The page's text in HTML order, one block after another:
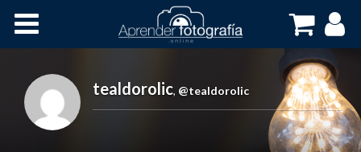
Cursos OnLine
tealdorolic, @tealdorolic